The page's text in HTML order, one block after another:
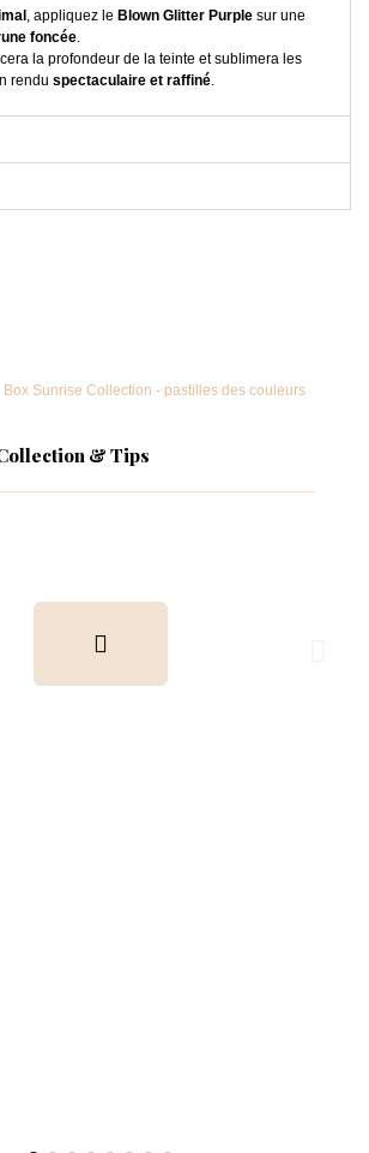
, appliquez le Blown Glitter Purple sur une
foncée.
la profondeur de la teinte et sublimera les
rendu spectaculaire et raffiné.
& Tips